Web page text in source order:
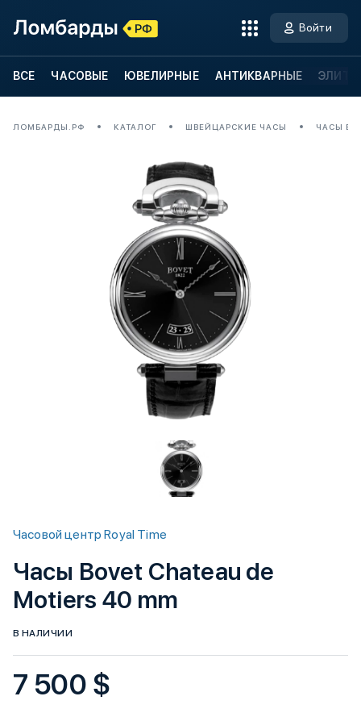
Войти
ВСЕ ЧАСОВЫЕ ЮВЕЛИРНЫЕ АНТИКВАРНЫЕ
ЛОМБАРДЫ.РФ КАТАЛОГ ШВЕЙЦАРСКИЕ ЧАСЫ ЧАСЫ
Часовой центр Royal Time
Часы Bovet Chateau de
Motiers 40 mm
В НАЛИЧИИ
7 500 $